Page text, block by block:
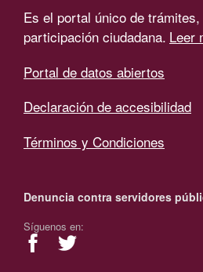
Es el portal único de
participación ciudadana. Leer
Portal de datos abiertos
Declaración de accesibilidad
Términos y Condiciones
Denuncia contra servidores
Síguenos en: